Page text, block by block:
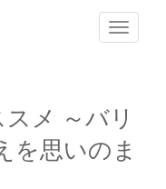
Toggle
メ ～バリ
を思いのま